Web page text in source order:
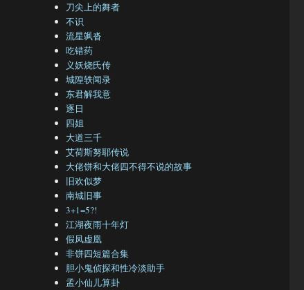
刀尖上的舞者
不识
流星飒沓
吃错药
义妖烧氏传
城隍轶闻录
东君解我意
逐日
四姐
大道三千
艾荷斯努耶传说
大佬饼和大佬四不得不说的故事
旧欢似梦
南城旧事
3+1=5?!
江湖夜雨十年灯
假凤虚凰
非饼四短篇合集
胆小鬼侦探和性冷淡助手
孟小仙儿算卦